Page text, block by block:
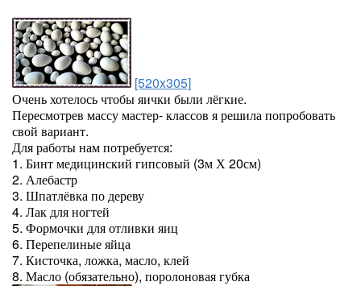
[520x305]
Очень хотелось чтобы яички были лёгкие.
Пересмотрев массу мастер- классов я решила попробовать
свой вариант.
Для работы нам потребуется:
1. Бинт медицинский гипсовый (3м Х 20см)
2. Алебастр
3. Шпатлёвка по дереву
4. Лак для ногтей
5. Формочки для отливки яиц
6. Перепелиные яйца
7. Кисточка, ложка, масло, клей
8. Масло (обязательно), поролоновая губка